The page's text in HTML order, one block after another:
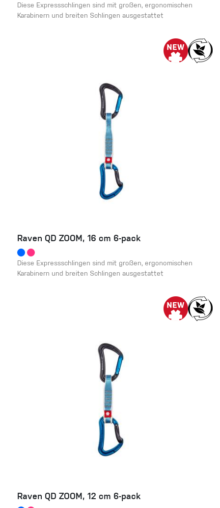
Diese Expressschlingen sind mit großen, ergonomischen
Karabinern und breiten Schlingen ausgestattet
Raven QD ZOOM, 16 cm 6-pack
Diese Expressschlingen sind mit großen, ergonomischen
Karabinern und breiten Schlingen ausgestattet
Raven QD ZOOM, 12 cm 6-pack